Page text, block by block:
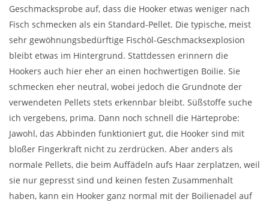
Geschmacksprobe auf, dass die Hooker etwas weniger nach
Fisch schmecken als ein Standard-Pellet. Die typische, meist
sehr gewöhnungsbedürftige Fischöl-Geschmacksexplosion
bleibt etwas im Hintergrund. Stattdessen erinnern die
Hookers auch hier eher an einen hochwertigen Boilie. Sie
schmecken eher neutral, wobei jedoch die Grundnote der
verwendeten Pellets stets erkennbar bleibt. Süßstoffe suche
ich vergebens, prima. Dann noch schnell die Härteprobe:
Jawohl, das Abbinden funktioniert gut, die Hooker sind mit
bloßer Fingerkraft nicht zu zerdrücken. Aber anders als
normale Pellets, die beim Auffädeln aufs Haar zerplatzen, weil
sie nur gepresst sind und keinen festen Zusammenhalt
haben, kann ein Hooker ganz normal mit der Boilienadel auf